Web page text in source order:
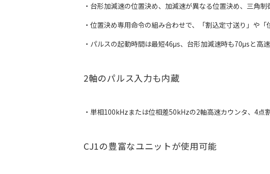
・台形加減速の位置決め、加減速が異なる位置決め、三角
・位置決め専用命令の組み合わせで、「割込定寸送り」や
・パルスの起動時間は最短46μs、台形加減速時も70μsと高速
2軸のパルス入力も内蔵
・単相100kHzまたは位相差50kHzの2軸高速カウンタ、4点
CJ1の豊富なユニットが使用可能